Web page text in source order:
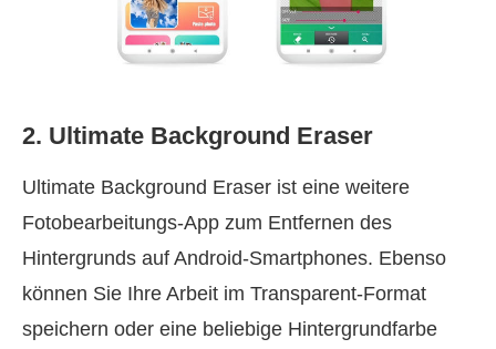
2. Ultimate Background Eraser
Ultimate Background Eraser ist eine weitere
Fotobearbeitungs‑App zum Entfernen des
Hintergrunds auf Android‑Smartphones. Ebenso
können Sie Ihre Arbeit im Transparent‑Format
speichern oder eine beliebige Hintergrundfarbe